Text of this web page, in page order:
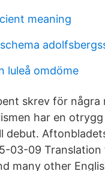
meaning
luleå omdöme
skrev för
har en
debut.
03-09
many other